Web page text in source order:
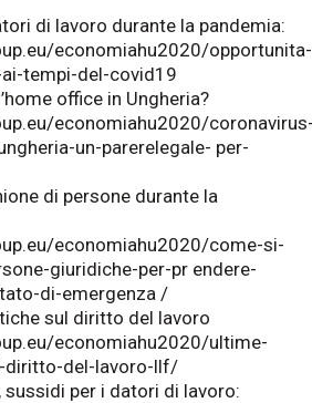
di lavoro durante la pandemia:
economiahu2020/opportunita-
tempi-del-covid19
office in Ungheria?
economiahu2020/
un-parerelegale- per-
di persone durante la
economiahu2020/come-si-
giuridiche-per-pr endere-
di-emergenza /
sul diritto del lavoro
economiahu2020/ultime-
diritto-del-lavoro-llf/
sussidi per i datori di lavoro: